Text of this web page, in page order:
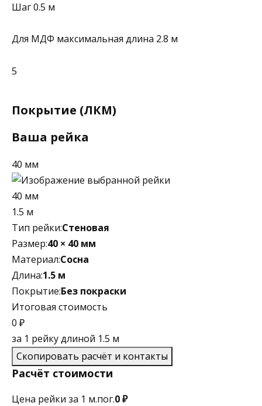
Шаг 0.5 м
Для МДФ максимальная длина 2.8 м
5
Покрытие (ЛКМ)
Ваша рейка
40 мм
40 мм
1.5 м
Тип рейки:Стеновая
Размер:40 × 40 мм
Материал:Сосна
Длина:1.5 м
Покрытие:Без покраски
Итоговая стоимость
0 ₽
за 1 рейку длиной 1.5 м
Скопировать расчёт и контакты
Расчёт стоимости
Цена рейки за 1 м.пог.0 ₽